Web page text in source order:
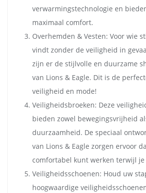
verwarmingstechnologie en
maximaal comfort.
Overhemden & Vesten: Voor wie
vindt zonder de veiligheid in
zijn er de stijlvolle en duurzame
van Lions & Eagle. Dit is de
veiligheid en mode!
Veiligheidsbroeken: Deze
bieden zowel bewegingsvrijheid
duurzaamheid. De speciaal
van Lions & Eagle zorgen ervoor
comfortabel kunt werken terwijl
Veiligheidsschoenen: Houd uw
hoogwaardige